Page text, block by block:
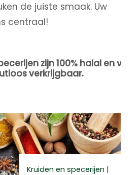
de juiste smaak. Uw
centraal!
zijn 100% halal en
verkrijgbaar.
Kruiden en specerijen |